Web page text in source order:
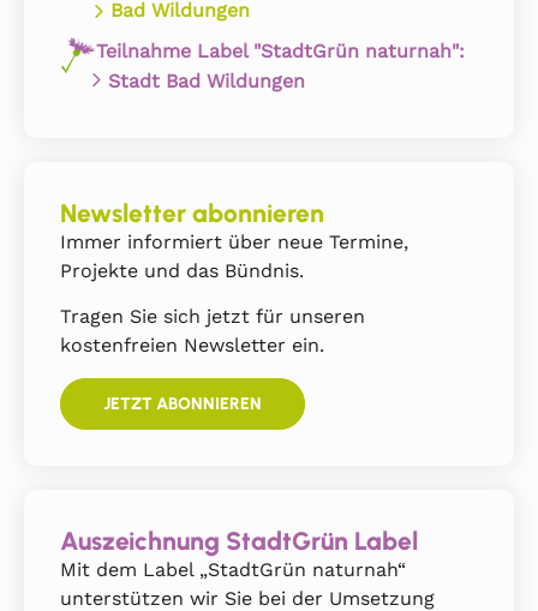
Bad Wildungen
Teilnahme Label "StadtGrün naturnah":
Stadt Bad Wildungen
Newsletter abonnieren
Immer informiert über neue Termine,
Projekte und das Bündnis.
Tragen Sie sich jetzt für unseren
kostenfreien Newsletter ein.
JETZT ABONNIEREN
Auszeichnung StadtGrün Label
Mit dem Label „StadtGrün naturnah“
unterstützen wir Sie bei der Umsetzung